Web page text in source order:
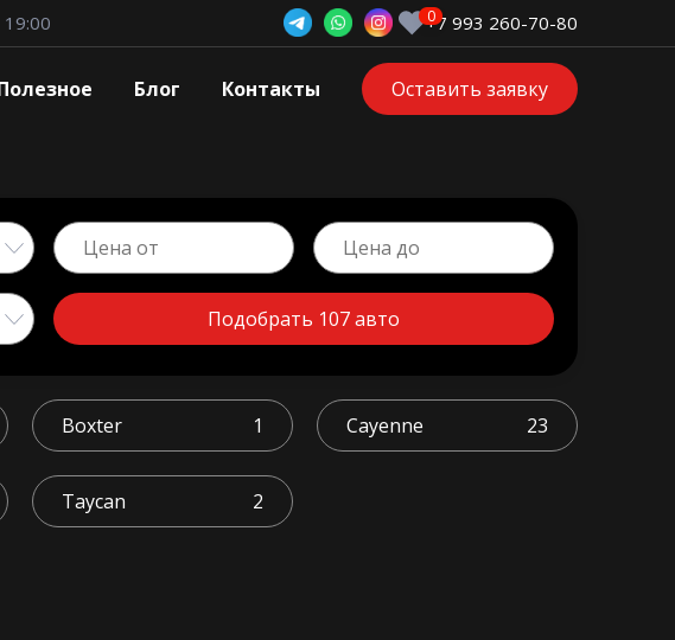
+7 993 260-70-80
Блог Контакты Оставить заявку
Подобрать 107 авто
Boxter 1 Cayenne 23
Taycan 2